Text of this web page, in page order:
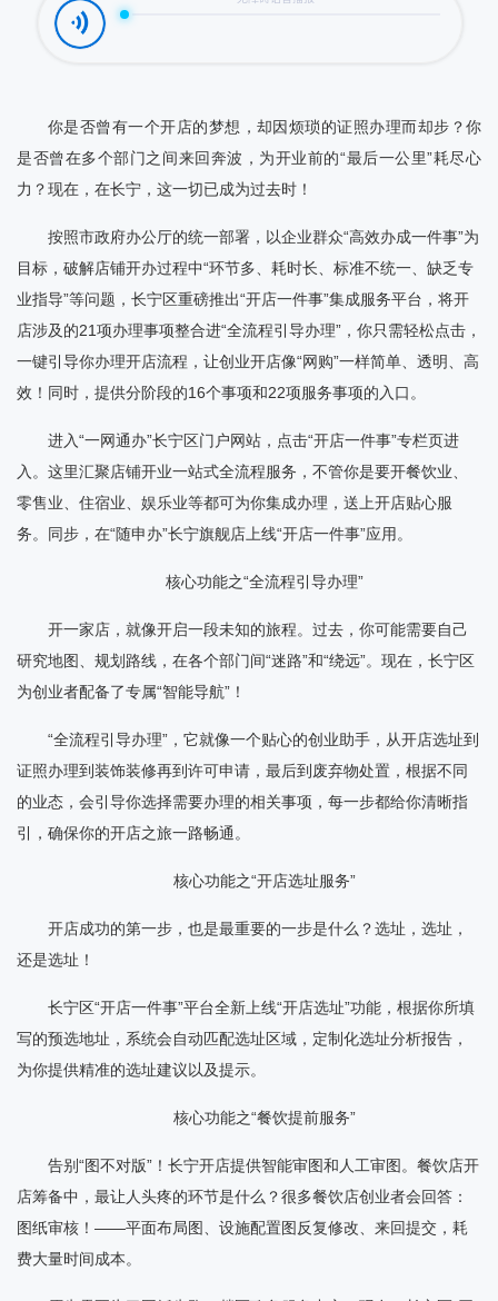
你是否曾有一个开店的梦想，却因烦琐的证照办理而却步？你
是否曾在多个部门之间来回奔波，为开业前的“最后一公里”耗尽心
力？现在，在长宁，这一切已成为过去时！
按照市政府办公厅的统一部署，以企业群众“高效办成一件事”为
目标，破解店铺开办过程中“环节多、耗时长、标准不统一、缺乏专
业指导”等问题，长宁区重磅推出“开店一件事”集成服务平台，将开
店涉及的21项办理事项整合进“全流程引导办理”，你只需轻松点击，
一键引导你办理开店流程，让创业开店像“网购”一样简单、透明、高
效！同时，提供分阶段的16个事项和22项服务事项的入口。
进入“一网通办”长宁区门户网站，点击“开店一件事”专栏页进
入。这里汇聚店铺开业一站式全流程服务，不管你是要开餐饮业、
零售业、住宿业、娱乐业等都可为你集成办理，送上开店贴心服
务。同步，在“随申办”长宁旗舰店上线“开店一件事”应用。
核心功能之“全流程引导办理”
开一家店，就像开启一段未知的旅程。过去，你可能需要自己
研究地图、规划路线，在各个部门间“迷路”和“绕远”。现在，长宁区
为创业者配备了专属“智能导航”！
“全流程引导办理”，它就像一个贴心的创业助手，从开店选址到
证照办理到装饰装修再到许可申请，最后到废弃物处置，根据不同
的业态，会引导你选择需要办理的相关事项，每一步都给你清晰指
引，确保你的开店之旅一路畅通。
核心功能之“开店选址服务”
开店成功的第一步，也是最重要的一步是什么？选址，选址，
还是选址！
长宁区“开店一件事”平台全新上线“开店选址”功能，根据你所填
写的预选地址，系统会自动匹配选址区域，定制化选址分析报告，
为你提供精准的选址建议以及提示。
核心功能之“餐饮提前服务”
告别“图不对版”！长宁开店提供智能审图和人工审图。餐饮店开
店筹备中，最让人头疼的环节是什么？很多餐饮店创业者会回答：
图纸审核！——平面布局图、设施配置图反复修改、来回提交，耗
费大量时间成本。